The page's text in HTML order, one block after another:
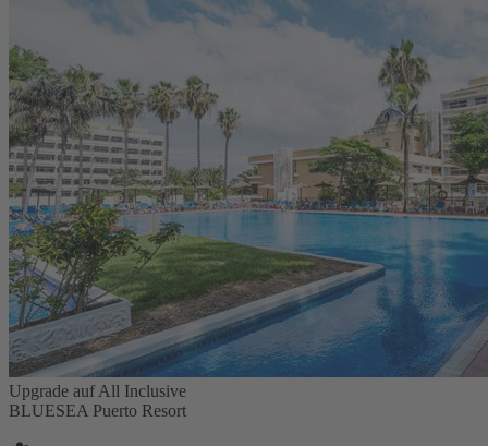
Upgrade auf All Inclusive
BLUESEA Puerto Resort